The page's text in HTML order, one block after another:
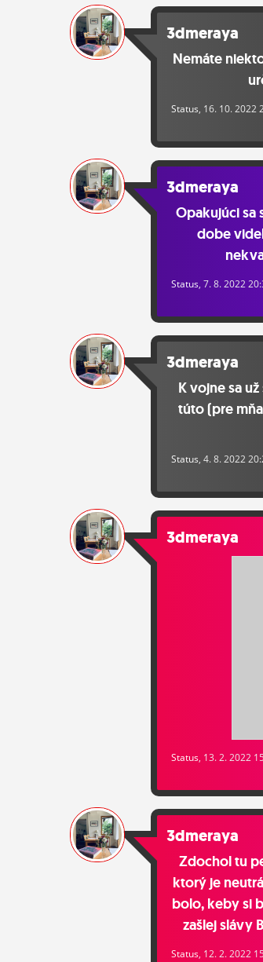
3dmeraya
Nemáte
Status, 16. 10. 2022
3dmeraya
Opakujúci sa
dobe
Status, 7. 8. 2022
3dmeraya
K vojne sa
túto (pre
Status, 4. 8. 2022
3dmeraya
Status, 13. 2. 2022
3dmeraya
Zdochol tu
ktorý je
bolo, keby si
zašlej slávy
Status, 12. 2. 2022